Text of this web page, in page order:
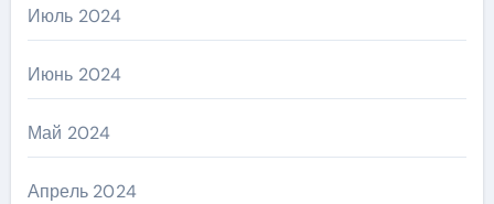
Июль 2024
Июнь 2024
Май 2024
Апрель 2024